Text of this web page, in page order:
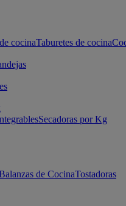
cocinaTaburetes de cocina
Secadoras por Kg
de CocinaTostadoras